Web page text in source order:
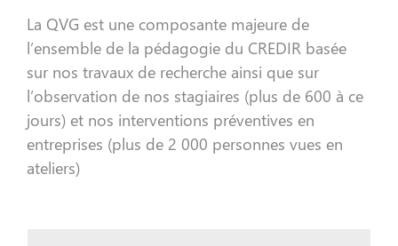
La QVG est une composante majeure de
l’ensemble de la pédagogie du CREDIR basée
sur nos travaux de recherche ainsi que sur
l’observation de nos stagiaires (plus de 600 à ce
jours) et nos interventions préventives en
entreprises (plus de 2 000 personnes vues en
ateliers)